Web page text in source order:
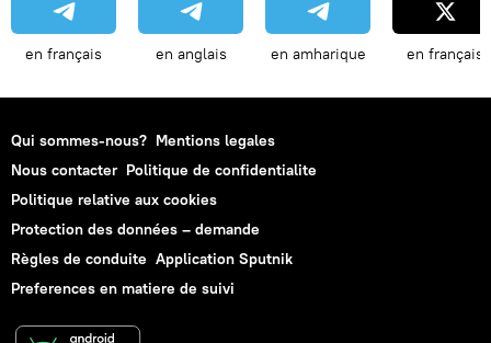
en français en anglais en amharique en français
Qui sommes-nous? Mentions legales
Nous contacter Politique de confidentialite
Politique relative aux cookies
Protection des données – demande
Règles de conduite Application Sputnik
Preferences en matiere de suivi